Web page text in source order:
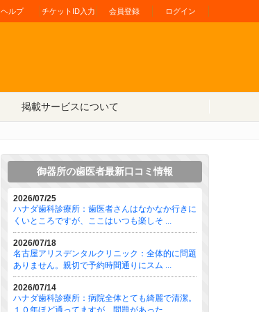
ヘルプ チケットID入力 会員登録 ログイン
掲載サービスについて
御器所の歯医者最新口コミ情報
2026/07/25
ハナダ歯科診療所：歯医者さんはなかなか行きに
くいところですが、ここはいつも楽しそ ...
2026/07/18
名古屋アリスデンタルクリニック：全体的に問題
ありません。親切で予約時間通りにスム ...
2026/07/14
ハナダ歯科診療所：病院全体とても綺麗で清潔。